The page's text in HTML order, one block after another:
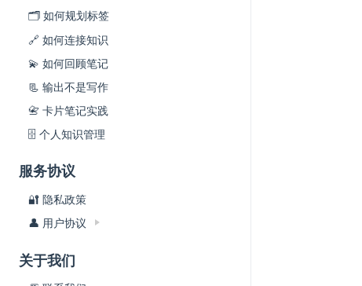
🗂 如何规划标签
🔗 如何连接知识
💫 如何回顾笔记
📃 输出不是写作
📇 卡片笔记实践
🗄 个人知识管理
服务协议
🔐 隐私政策
👤 用户协议
关于我们